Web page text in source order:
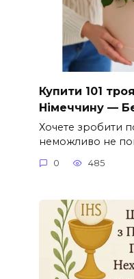
Купити 101
Німеччину —
Хочете зробити
неможливо не
0 485